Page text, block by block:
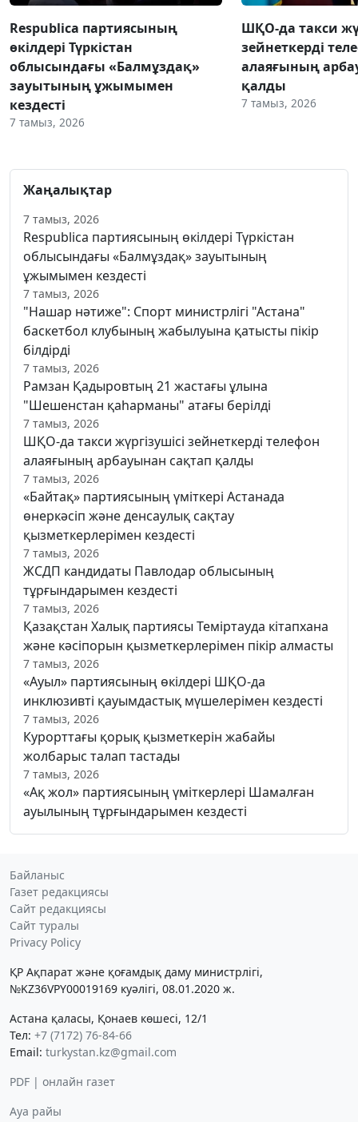
Respublica партиясының
өкілдері Түркістан
облысындағы «Балмұздақ»
зауытының ұжымымен
кездесті
7 тамыз, 2026
ШҚО-да такси
зейнеткерді
алаяғының
қалды
7 тамыз, 2026
Жаңалықтар
7 тамыз, 2026
Respublica партиясының өкілдері Түркістан
облысындағы «Балмұздақ» зауытының
ұжымымен кездесті
7 тамыз, 2026
"Нашар нәтиже": Спорт министрлігі "Астана"
баскетбол клубының жабылуына қатысты пікір
білдірді
7 тамыз, 2026
Рамзан Қадыровтың 21 жастағы ұлына
"Шешенстан қаһарманы" атағы берілді
7 тамыз, 2026
ШҚО-да такси жүргізушісі зейнеткерді телефон
алаяғының арбауынан сақтап қалды
7 тамыз, 2026
«Байтақ» партиясының үміткері Астанада
өнеркәсіп және денсаулық сақтау
қызметкерлерімен кездесті
7 тамыз, 2026
ЖСДП кандидаты Павлодар облысының
тұрғындарымен кездесті
7 тамыз, 2026
Қазақстан Халық партиясы Теміртауда кітапхана
және кәсіпорын қызметкерлерімен пікір алмасты
7 тамыз, 2026
«Ауыл» партиясының өкілдері ШҚО-да
инклюзивті қауымдастық мүшелерімен кездесті
7 тамыз, 2026
Курорттағы қорық қызметкерін жабайы
жолбарыс талап тастады
7 тамыз, 2026
«Ақ жол» партиясының үміткерлері Шамалған
ауылының тұрғындарымен кездесті
Байланыс
Газет редакциясы
Сайт редакциясы
Сайт туралы
Privacy Policy
ҚР Ақпарат және қоғамдық даму министрлігі,
№KZ36VPY00019169 куәлігі, 08.01.2020 ж.
Астана қаласы, Қонаев көшесі, 12/1
Тел: +7 (7172) 76-84-66
Email: turkystan.kz@gmail.com
PDF | онлайн газет
Ауа райы